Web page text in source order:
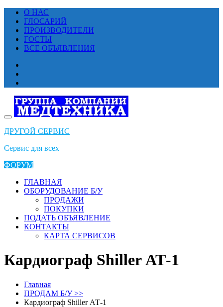
Перейти
содержимому
О НАС
ГЛОСАРИЙ
ПРОИЗВОДИТЕЛИ
ГОСТЫ
ВСЕ ОБЪЯВЛЕНИЯ
ДРУГОЙ СЕРВИС
Сервис для всех
ФОРУМ
ГЛАВНАЯ
ОБОРУДОВАНИЕ Б/У
ПРОДАЖИ
ПОКУПКИ
ПОДАТЬ ОБЪЯВЛЕНИЕ
КОНТАКТЫ
КАРТА СЕРВИСОВ
Кардиограф Shiller АТ-1
Главная
ПРОДАМ Б/У >>
Кардиограф Shiller АТ-1